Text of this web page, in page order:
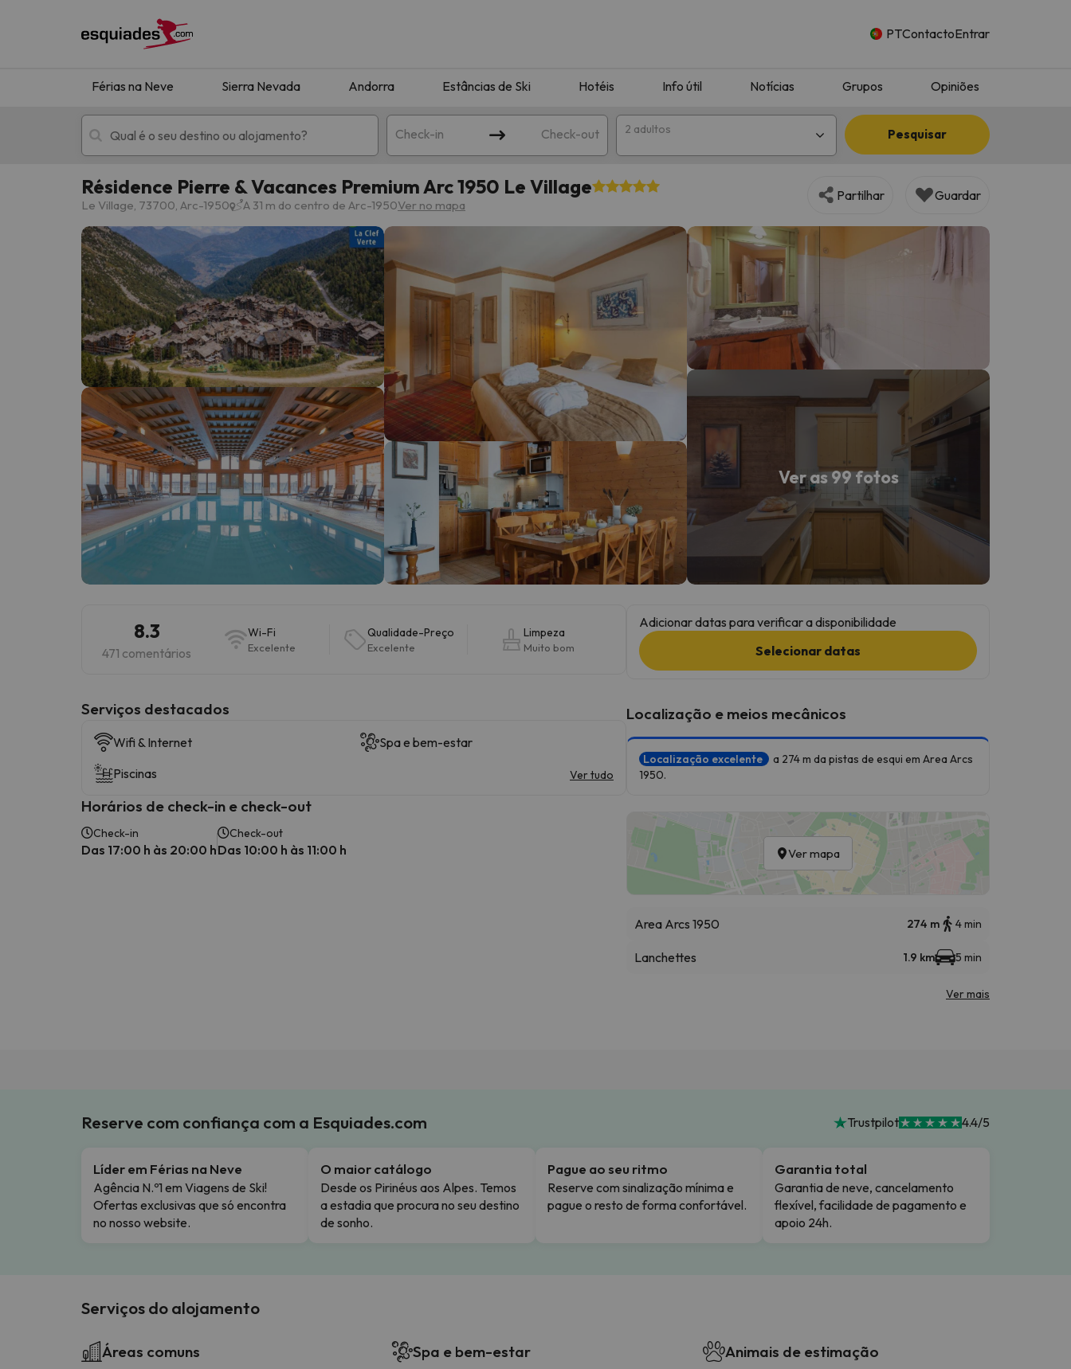
PTContactoEntrar
Férias na Neve Sierra Nevada Andorra Estâncias de Ski Hotéis Info útil Notícias Grupos Opiniões
Check-in Check-out 2 adultos Pesquisar
Férias na neve Hotéis de montanha
Oops, não encontramos nenhum resultado que corresponda à sua pesquisa. Tente modificar o destino.
Bem, parece que o nosso Seeker perdeu o seu caminho. Assim que encontrar a sua bússola, estará de volta.
Résidence Pierre & Vacances Premium Arc 1950 Le Village
Le Village, 73700, Arc-1950 A 31 m do centro de Arc-1950Ver no mapa
Partilhar Guardar
Ver as 99 fotos
8.3
471 comentários
Wi-Fi
Excelente
Qualidade-Preço
Excelente
Limpeza
Muito bom
Serviços destacados
Wifi & Internet
Spa e bem-estar
Piscinas
Ver tudo
Horários de check-in e check-out
Check-in
Das 17:00 h às 20:00 h
Check-out
Das 10:00 h às 11:00 h
Adicionar datas para verificar a disponibilidade
Selecionar datas
Localização e meios mecânicos
Localização excelente
a 274 m da pistas de esqui em Area Arcs
1950.
Ver mapa
Area Arcs 1950 274 m 4 min
Lanchettes 1.9 km 5 min
Ver mais
Reserve com confiança com a Esquiades.com Trustpilot 4.4/5
Líder em Férias na Neve
Agência N.º1 em Viagens de Ski!
Ofertas exclusivas que só encontra
no nosso website.
O maior catálogo
Desde os Pirinéus aos Alpes. Temos
a estadia que procura no seu destino
de sonho.
Pague ao seu ritmo
Reserve com sinalização mínima e
pague o resto de forma confortável.
Garantia total
Garantia de neve, cancelamento
flexível, facilidade de pagamento e
apoio 24h.
Serviços do alojamento
Áreas comuns Spa e bem-estar Animais de estimação